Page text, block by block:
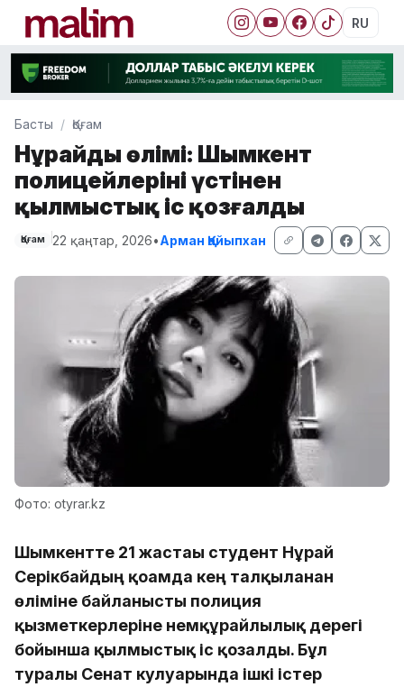
RU
Басты Қоғам
Нұрайдың өлімі: Шымкент
полицейлерінің үстінен
қылмыстық іс қозғалды
Қоғам 22 қаңтар, 2026•Арман Қайыпхан
Фото: otyrar.kz
Шымкентте 21 жастағы студент Нұрай
Серікбайдың қоғамда кең талқыланған
өліміне байланысты полиция
қызметкерлеріне немқұрайлылық дерегі
бойынша қылмыстық іс қозғалды. Бұл
туралы Сенат кулуарында ішкі істер